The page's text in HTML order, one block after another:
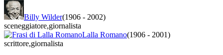
Billy Wilder(1906 - 2002)
sceneggiatore,giornalista
Lalla Romano(1906 - 2001)
scrittore,giornalista